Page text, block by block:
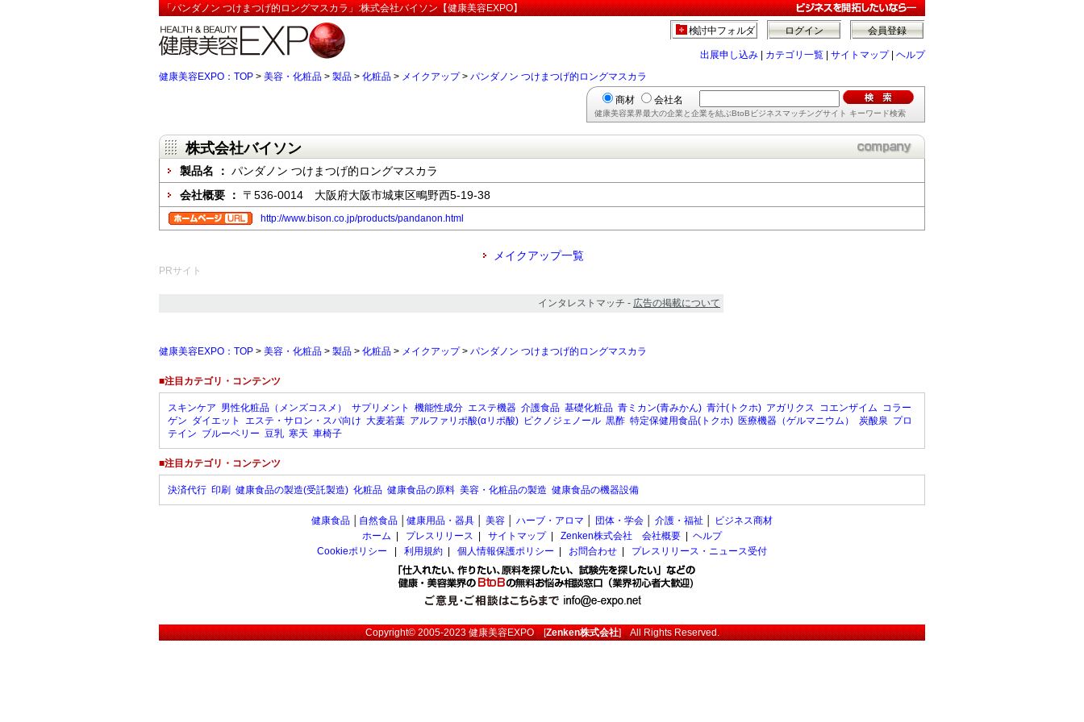
「パンダノン つけまつげ的ロングマスカラ」:株式会社バイソン【健康美容EXPO】
会員登録
ログイン
検討中フォルダ
出展申し込み カテゴリ一覧 サイトマップ| ヘルプ
健康美容EXPO：TOP > 美容・化粧品 > 製品 > 化粧品 > メイクアップ> パンダノン つけまつげ的ロングマスカラ
商材 会社名
健康美容業界最大の企業と企業を結ぶBtoBビジネスマッチングサイト キーワード検索
株式会社バイソン
製品名 ： パンダノン つけまつげ的ロングマスカラ
会社概要 ： 〒536-0014 大阪府大阪市城東区鴫野西5-19-38
http://www.bison.co.jp/products/pandanon.html
メイクアップ一覧
PRサイト
インタレストマッチ - 広告の掲載について
健康美容EXPO：TOP > 美容・化粧品 > 製品 > 化粧品 > メイクアップ> パンダノン つけまつげ的ロングマスカラ
■注目カテゴリ・コンテンツ
スキンケア 男性化粧品（メンズコスメ） サプリメント 機能性成分 エステ機器 介護食品 基礎化粧品 青ミカン(青みかん) 青汁(トクホ) アガリクス コエンザイム コラー
ゲン ダイエット エステ・サロン・スパ向け 大麦若葉 アルファリポ酸(αリポ酸) ピクノジェノール 黒酢 特定保健用食品(トクホ) 医療機器（ゲルマニウム） 炭酸泉 プロ
テイン ブルーベリー 豆乳 寒天 車椅子
■注目カテゴリ・コンテンツ
決済代行 印刷 健康食品の製造(受託製造) 化粧品 健康食品の原料 美容・化粧品の製造 健康食品の機器設備
健康食品 自然食品 健康用品・器具 美容 ハーブ・アロマ 団体・学会 介護・福祉
ビジネス商材
ホーム
プレスリリース サイトマップ| Zenken株式会社 会社概要
ヘルプ
Cookieポリシー
利用規約 個人情報保護ポリシー お問合わせ プレスリリース・ニュース受付
Copyright© 2005-2023健康美容EXPO[Zenken株式会社] All Rights Reserved.